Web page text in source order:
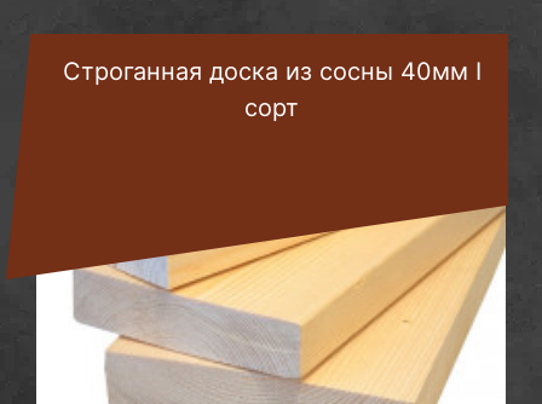
Строганная доска из сосны 40мм I
сорт